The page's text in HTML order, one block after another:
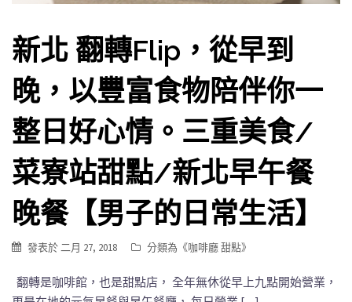
新北 翻轉Flip，從早到
晚，以豐富食物陪伴你一
整日好心情。三重美食/
菜寮站甜點/新北早午餐
晚餐【男子的日常生活】
發表於二月 27, 2018 分類為《咖啡廳 甜點》
翻轉是咖啡館，也是甜點店， 全年無休從早上九點開始營業，